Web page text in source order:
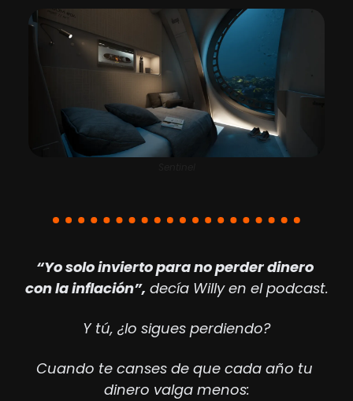
“Yo solo invierto para no perder dinero
con la inflación”, decía Willy en el podcast.
Y tú, ¿lo sigues perdiendo?
Cuando te canses de que cada año tu
dinero valga menos: